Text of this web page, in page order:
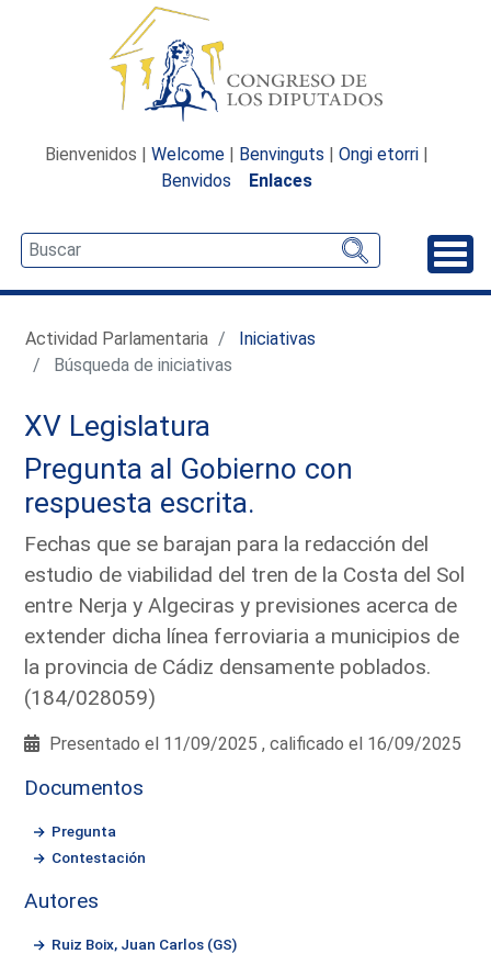
Bienvenidos | Welcome | Benvinguts | Ongi etorri |
Benvidos
Enlaces
Actividad Parlamentaria
Iniciativas
Búsqueda de iniciativas
XV Legislatura
Pregunta al Gobierno con
respuesta escrita.
Fechas que se barajan para la redacción del
estudio de viabilidad del tren de la Costa del Sol
entre Nerja y Algeciras y previsiones acerca de
extender dicha línea ferroviaria a municipios de
la provincia de Cádiz densamente poblados.
(184/028059)
Presentado el 11/09/2025 , calificado el 16/09/2025
Documentos
Pregunta
Contestación
Autores
Ruiz Boix, Juan Carlos (GS)